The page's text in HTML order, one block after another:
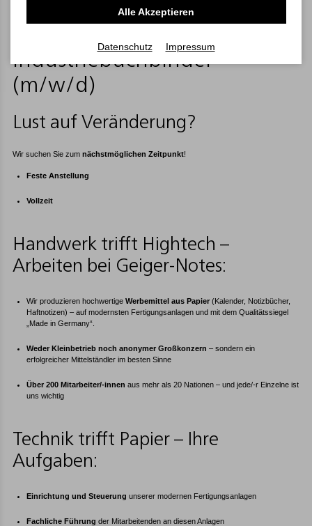
Medientechnologe
Industriebuchbinder
(m/w/d)
Lust auf Veränderung?
Wir suchen Sie zum nächstmöglichen Zeitpunkt!
Feste Anstellung
Vollzeit
Handwerk trifft Hightech –
Arbeiten bei Geiger-Notes:
Wir produzieren hochwertige Werbemittel aus Papier (Kalender, Notizbücher,
Haftnotizen) – auf modernsten Fertigungsanlagen und mit dem Qualitätssiegel
„Made in Germany“.
Weder Kleinbetrieb noch anonymer Großkonzern – sondern ein
erfolgreicher Mittelständler im besten Sinne
Über 200 Mitarbeiter/-innen aus mehr als 20 Nationen – und jede/-r Einzelne ist
uns wichtig
Technik trifft Papier – Ihre
Aufgaben:
Einrichtung und Steuerung unserer modernen Fertigungsanlagen
Fachliche Führung der Mitarbeitenden an diesen Anlagen
Alle Akzeptieren
Datenschutz Impressum